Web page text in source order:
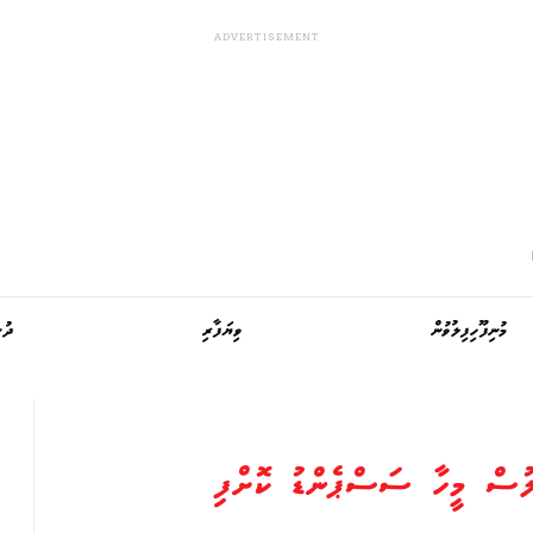
މުނިފޫހިފިލުވުން ވިޔަފާރި
މީހާ ސަސްޕެންޑު ކޮށްފި